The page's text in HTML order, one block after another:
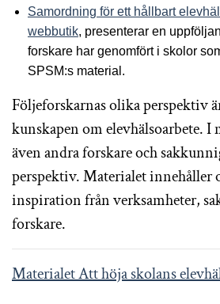
Samordning för ett hållbart
webbutik, presenterar en
forskare har genomfört i skolor
SPSM:s material.
Följeforskarnas olika perspektiv
kunskapen om elevhälsoarbete. I
även andra forskare och
perspektiv. Materialet innehåller
inspiration från verksamheter,
forskare.
Materialet Att höja skolans